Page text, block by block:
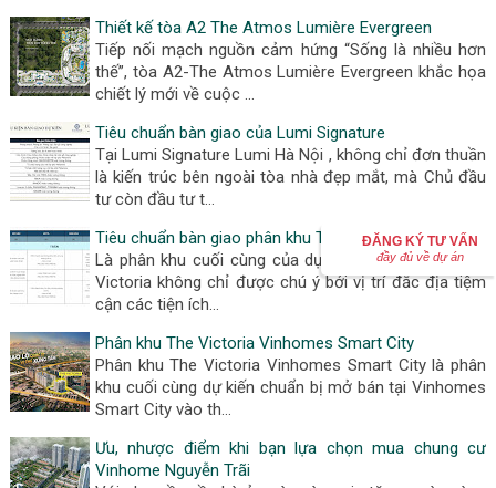
Thiết kế tòa A2 The Atmos Lumière Evergreen
Tiếp nối mạch nguồn cảm hứng “Sống là nhiều hơn
thế”, tòa A2-The Atmos Lumière Evergreen khắc họa
chiết lý mới về cuộc …
Tiêu chuẩn bàn giao của Lumi Signature
Tại Lumi Signature Lumi Hà Nội , không chỉ đơn thuần
là kiến trúc bên ngoài tòa nhà đẹp mắt, mà Chủ đầu
tư còn đầu tư t…
Tiêu chuẩn bàn giao phân khu The Victoria
Là phân khu cuối cùng của dự án được ra mắt, The
Victoria không chỉ được chú ý bởi vị trí đắc địa tiệm
cận các tiện ích…
Phân khu The Victoria Vinhomes Smart City
Phân khu The Victoria Vinhomes Smart City là phân
khu cuối cùng dự kiến chuẩn bị mở bán tại Vinhomes
Smart City vào th…
Ưu, nhược điểm khi bạn lựa chọn mua chung cư
Vinhome Nguyễn Trãi
ĐĂNG KÝ TƯ VẤN
đầy đủ về dự án